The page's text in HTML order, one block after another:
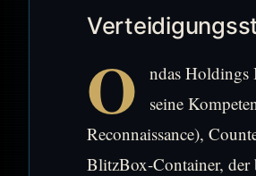
O ndas Holdings
seine
Reconnaissance),
BlitzBox-Container, der